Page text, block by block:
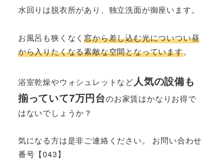
水回りは脱衣所があり、独立洗面が御座います。
お風呂も狭くなく窓から差し込む光についつい昼
から入りたくなる素敵な空間となっています。
浴室乾燥やウォシュレットなど 人気の設備も
揃っていて7万円台のお家賃はかなりお得で
はないでしょうか？
気になる方は是非ご連絡ください。 お問い合わせ
番号【043】